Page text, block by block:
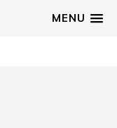
MENU